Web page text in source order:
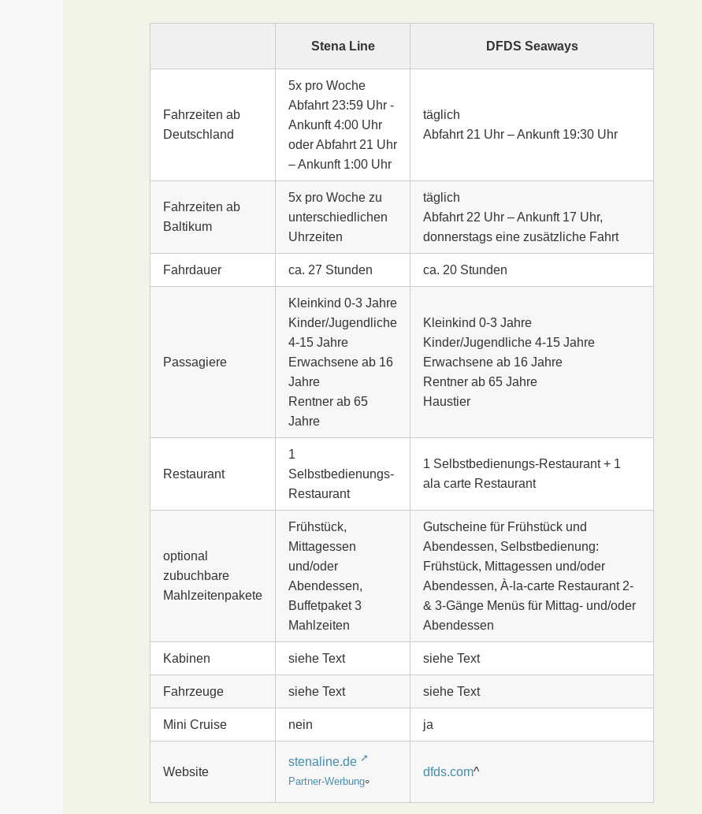
Stena Line DFDS Seaways
Fahrzeiten ab
Deutschland
5x pro Woche
Abfahrt 23:59 Uhr -
Ankunft 4:00 Uhr
oder Abfahrt 21 Uhr
– Ankunft 1:00 Uhr
täglich
Abfahrt 21 Uhr – Ankunft 19:30 Uhr
Fahrzeiten ab
Baltikum
5x pro Woche zu
unterschiedlichen
Uhrzeiten
täglich
Abfahrt 22 Uhr – Ankunft 17 Uhr,
donnerstags eine zusätzliche Fahrt
Fahrdauer ca. 27 Stunden ca. 20 Stunden
Passagiere
Kleinkind 0-3 Jahre
Kinder/Jugendliche
4-15 Jahre
Erwachsene ab 16
Jahre
Rentner ab 65
Jahre
Kleinkind 0-3 Jahre
Kinder/Jugendliche 4-15 Jahre
Erwachsene ab 16 Jahre
Rentner ab 65 Jahre
Haustier
Restaurant
1
Selbstbedienungs-
Restaurant
1 Selbstbedienungs-Restaurant + 1
ala carte Restaurant
optional
zubuchbare
Mahlzeitenpakete
Frühstück,
Mittagessen
und/oder
Abendessen,
Buffetpaket 3
Mahlzeiten
Gutscheine für Frühstück und
Abendessen, Selbstbedienung:
Frühstück, Mittagessen und/oder
Abendessen, À-la-carte Restaurant 2-
& 3-Gänge Menüs für Mittag- und/oder
Abendessen
Kabinen siehe Text siehe Text
Fahrzeuge siehe Text siehe Text
Mini Cruise nein ja
Website
stenaline.de
°
dfds.com^